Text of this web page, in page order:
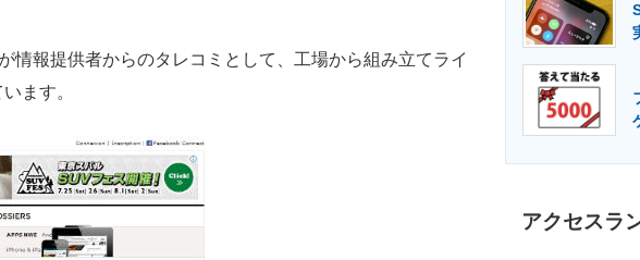
が情報提供者からのタレコミとして、工場から組み立てライ
ます。
アクセスラ